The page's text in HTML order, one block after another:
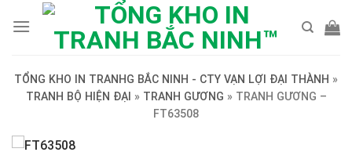
TỔNG KHO IN TRANHG BẮC NINH - CTY VẠN LỢI ĐẠI THÀNH »
TRANH BỘ HIỆN ĐẠI » TRANH GƯƠNG » TRANH GƯƠNG –
FT63508